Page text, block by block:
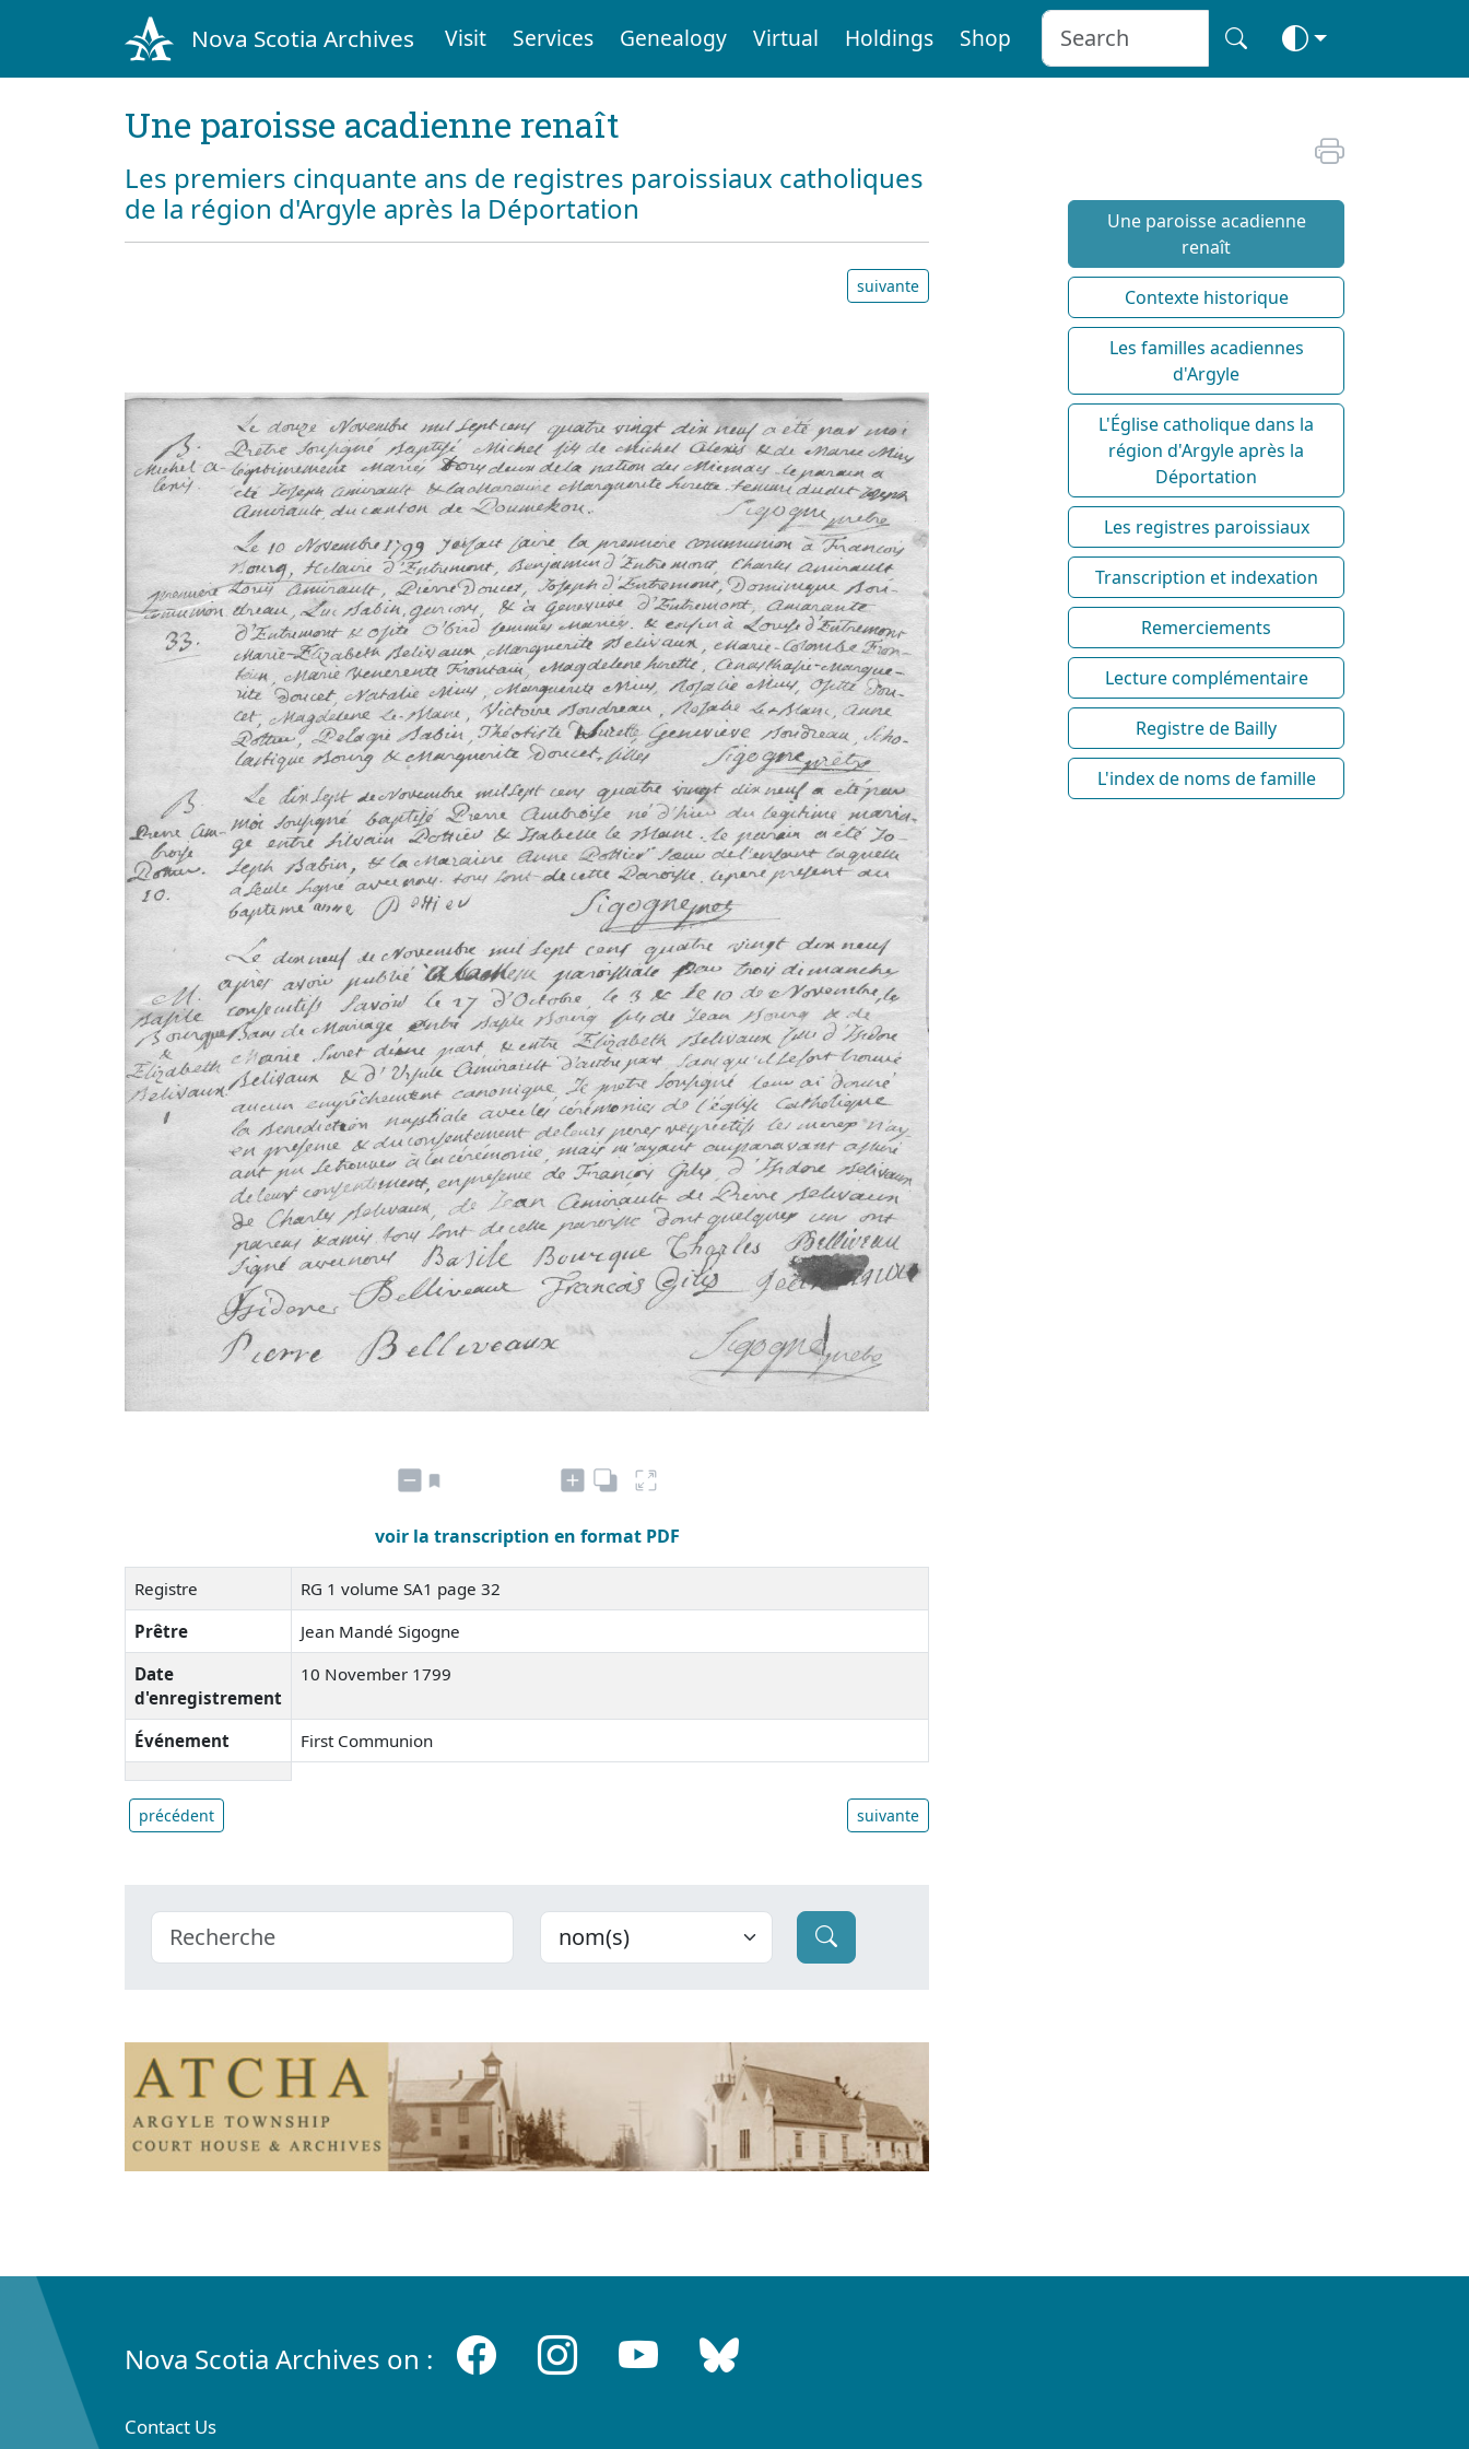
Nova Scotia Archives Visit Services Genealogy Virtual Holdings Shop
Une paroisse acadienne renaît
Les premiers cinquante ans de registres paroissiaux catholiques
de la région d'Argyle après la Déportation
suivante
voir la transcription en format PDF
Registre
RG 1 volume SA1 page 32
Prêtre
Jean Mandé Sigogne
Date
d'enregistrement
10 November 1799
Événement First Communion
précédent suivante
Une paroisse acadienne
renaît
Contexte historique
Les familles acadiennes
d'Argyle
L'Église catholique dans la
région d'Argyle après la
Déportation
Les registres paroissiaux
Transcription et indexation
Remerciements
Lecture complémentaire
Registre de Bailly
L'index de noms de famille
Nova Scotia Archives on :
Contact Us